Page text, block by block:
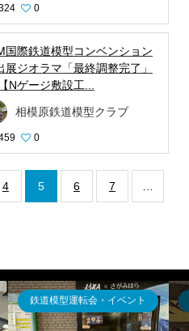
0
国際鉄道模型コンベンション
展ジオラマ「最終調整完了」
Nゲージ敷設工...
相模原鉄道模型クラブ
0
4 5 6 7
鉄道模型運転会・イベント